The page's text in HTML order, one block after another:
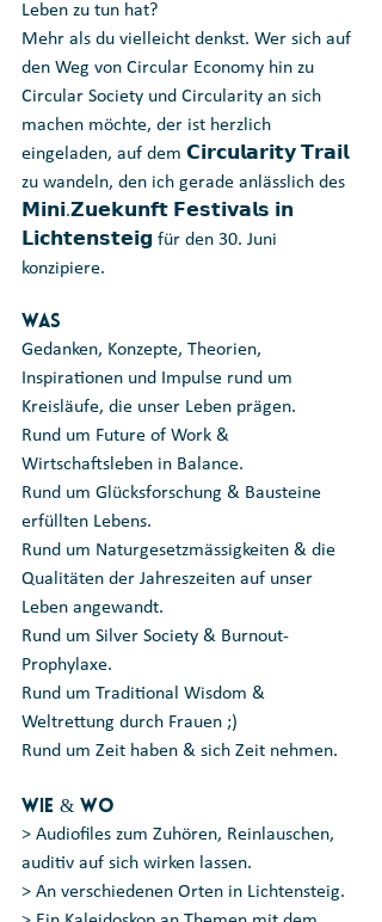
Leben zu tun hat?
Mehr als du vielleicht denkst. Wer sich auf
den Weg von Circular Economy hin zu
Circular Society und Circularity an sich
machen möchte, der ist herzlich
eingeladen, auf dem 𝗖𝗶𝗿𝗰𝘂𝗹𝗮𝗿𝗶𝘁𝘆 𝗧𝗿𝗮𝗶𝗹
zu wandeln, den ich gerade anlässlich des
𝗠𝗶𝗻𝗶.𝗭𝘂𝗲𝗸𝘂𝗻𝗳𝘁 𝗙𝗲𝘀𝘁𝗶𝘃𝗮𝗹𝘀 𝗶𝗻
𝗟𝗶𝗰𝗵𝘁𝗲𝗻𝘀𝘁𝗲𝗶𝗴 für den 30. Juni
konzipiere.
Was
Gedanken, Konzepte, Theorien,
Inspirationen und Impulse rund um
Kreisläufe, die unser Leben prägen.
Rund um Future of Work &
Wirtschaftsleben in Balance.
Rund um Glücksforschung & Bausteine
erfüllten Lebens.
Rund um Naturgesetzmässigkeiten & die
Qualitäten der Jahreszeiten auf unser
Leben angewandt.
Rund um Silver Society & Burnout-
Prophylaxe.
Rund um Traditional Wisdom &
Weltrettung durch Frauen ;)
Rund um Zeit haben & sich Zeit nehmen.
Wie & Wo
> Audiofiles zum Zuhören, Reinlauschen,
auditiv auf sich wirken lassen.
> An verschiedenen Orten in Lichtensteig.